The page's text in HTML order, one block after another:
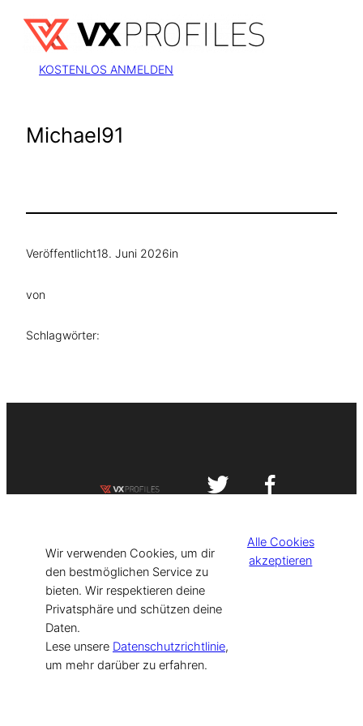
Inhalt
springen
KOSTENLOS ANMELDEN
Michael91
Veröffentlicht18. Juni 2026in
von
Schlagwörter:
[current_year] VISIT-X. Made with
for Models & Influencers!
Wir verwenden Cookies, um dir
den bestmöglichen Service zu
bieten. Wir respektieren deine
Privatsphäre und schützen deine
Daten.
Lese unsere Datenschutzrichtlinie,
um mehr darüber zu erfahren.
Alle Cookies
akzeptieren